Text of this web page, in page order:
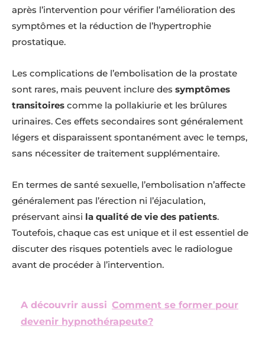
après l’intervention pour vérifier l’amélioration des
symptômes et la réduction de l’hypertrophie
prostatique.
Les complications de l’embolisation de la prostate
sont rares, mais peuvent inclure des symptômes
transitoires comme la pollakiurie et les brûlures
urinaires. Ces effets secondaires sont généralement
légers et disparaissent spontanément avec le temps,
sans nécessiter de traitement supplémentaire.
En termes de santé sexuelle, l’embolisation n’affecte
généralement pas l’érection ni l’éjaculation,
préservant ainsi la qualité de vie des patients.
Toutefois, chaque cas est unique et il est essentiel de
discuter des risques potentiels avec le radiologue
avant de procéder à l’intervention.
A découvrir aussi Comment se former pour
devenir hypnothérapeute?